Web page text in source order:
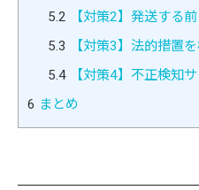
5.2 【対策2】発送する
5.3 【対策3】法的措置
5.4【対策4】不正検知
6 まとめ